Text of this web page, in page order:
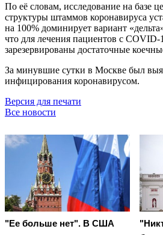
По её словам, исследование на базе
структуры штаммов коронавируса
на 100% доминирует вариант
что для лечения пациентов с COVID-
зарезервированы достаточные
За минувшие сутки в Москве был
инфицирования коронавирусом.
Версия для печати
Все новости
"Ее больше нет". В США